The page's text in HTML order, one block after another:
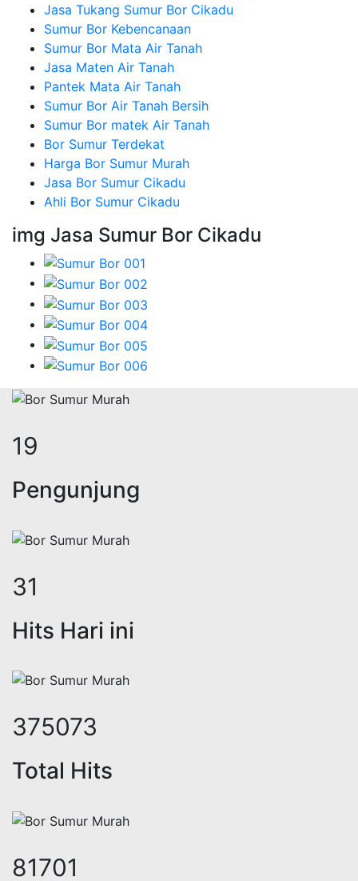
Jasa Tukang Sumur Bor Cikadu
Sumur Bor Kebencanaan
Sumur Bor Mata Air Tanah
Jasa Maten Air Tanah
Pantek Mata Air Tanah
Sumur Bor Air Tanah Bersih
Sumur Bor matek Air Tanah
Bor Sumur Terdekat
Harga Bor Sumur Murah
Jasa Bor Sumur Cikadu
Ahli Bor Sumur Cikadu
img Jasa Sumur Bor Cikadu
24
Pengunjung
39
Hits Hari ini
464579
Total Hits
101198